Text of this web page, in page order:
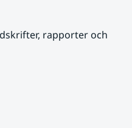
rapporter och